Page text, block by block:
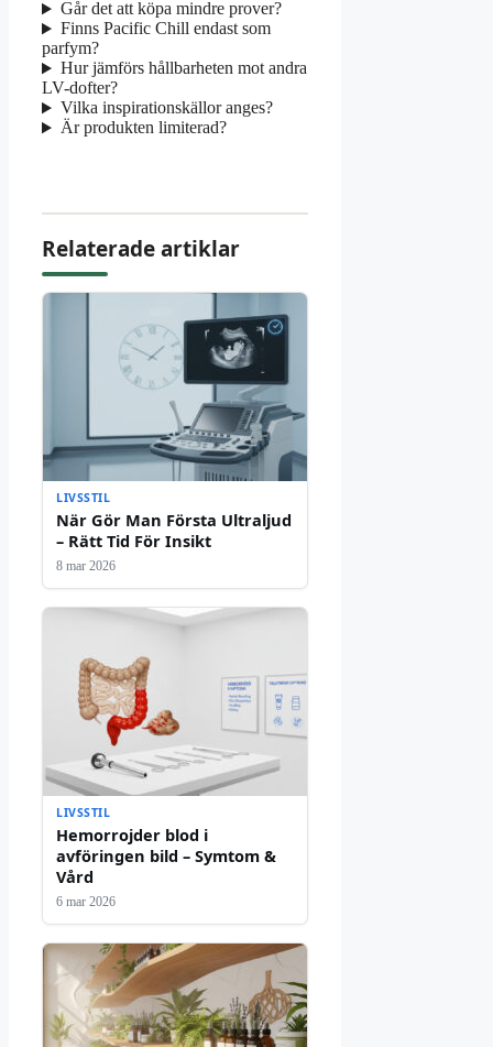
Går det att köpa mindre prover?
Finns Pacific Chill endast som
parfym?
Hur jämförs hållbarheten mot andra
LV-dofter?
Vilka inspirationskällor anges?
Är produkten limiterad?
Relaterade artiklar
LIVSSTIL
När Gör Man Första Ultraljud
– Rätt Tid För Insikt
8 mar 2026
LIVSSTIL
Hemorrojder blod i
avföringen bild – Symtom &
Vård
6 mar 2026